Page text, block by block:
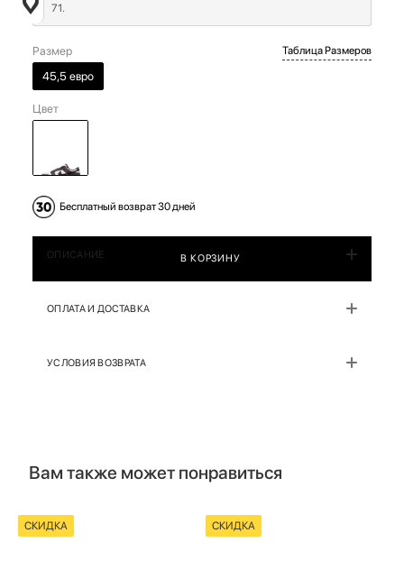
71.
Размер
45,5 евро
Таблица Размеров
Цвет
Бесплатный возврат 30 дней
В КОРЗИНУ
ОПИСАНИЕ
ОПЛАТА И ДОСТАВКА
УСЛОВИЯ ВОЗВРАТА
Вам также может понравиться
СКИДКА СКИДКА